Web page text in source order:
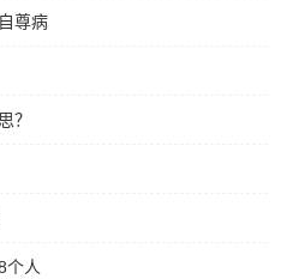
尊病
？
个人